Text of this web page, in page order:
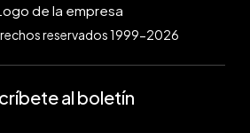
reservados 1999-2026
al boletín